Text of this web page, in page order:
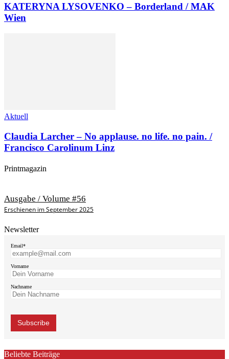
KATERYNA LYSOVENKO – Borderland / MAK
Wien
Aktuell
Claudia Larcher – No applause. no life. no pain. /
Francisco Carolinum Linz
Printmagazin
Ausgabe / Volume #56
Erschienen im September 2025
Newsletter
Email*
Vorname
Nachname
Beliebte Beiträge